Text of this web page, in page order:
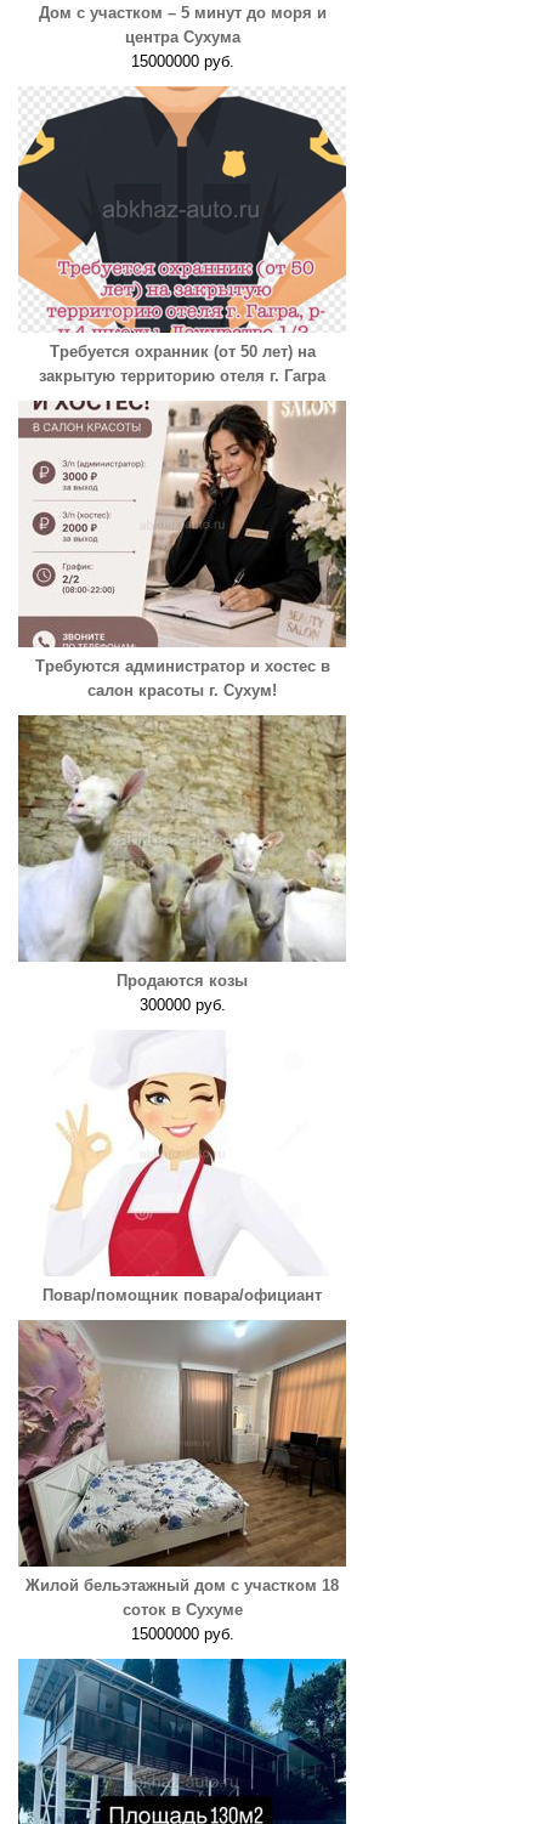
Дом с участком – 5 минут до моря и
центра Сухума
15000000 руб.
Требуется охранник (от 50 лет) на
закрытую территорию отеля г. Гагра
Требуются администратор и хостес в
салон красоты г. Сухум!
Продаются козы
300000 руб.
Повар/помощник повара/официант
Жилой бельэтажный дом с участком 18
соток в Сухуме
15000000 руб.